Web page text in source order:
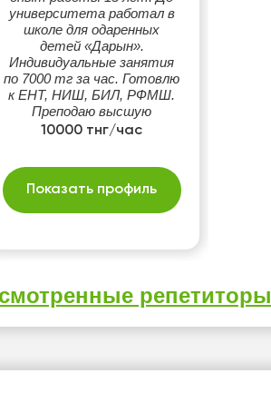
университета работал в
школе для одаренных
детей «Дарын».
Индивидуальные занятия
по 7000 тг за час. Готовлю
к ЕНТ, НИШ, БИЛ, РФМШ.
Преподаю высшую
математику студентам.
10000 тнг/час
Показать профиль
репетиторы